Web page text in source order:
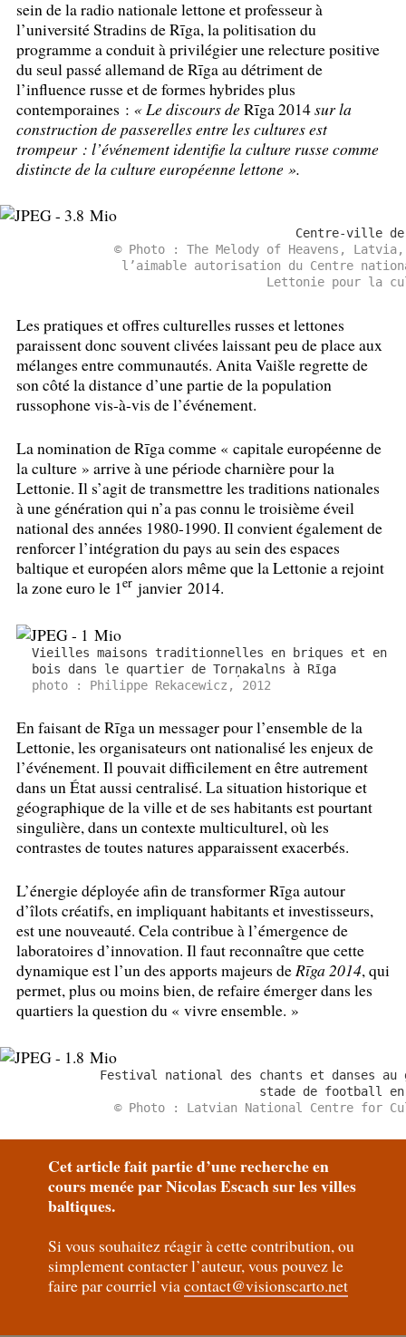
sein de la radio nationale lettone et professeur à
l’université Stradins de Rīga, la politisation du
programme a conduit à privilégier une relecture positive
du seul passé allemand de Rīga au détriment de
l’influence russe et de formes hybrides plus
contemporaines : « Le discours deRīga 2014sur la
construction de passerelles entre les cultures est
trompeur : l’événement identifie la culture russe comme
distincte de la culture européenne lettone ».
Centre-ville de
© Photo : The Melody of Heavens, Latvia,
l’aimable autorisation du Centre
Lettonie pour la
Les pratiques et offres culturelles russes et lettones
paraissent donc souvent clivées laissant peu de place aux
mélanges entre communautés. Anita Vaišle regrette de
son côté la distance d’une partie de la population
russophone vis-à-vis de l’événement.
La nomination de Rīga comme « capitale européenne de
la culture » arrive à une période charnière pour la
Lettonie. Il s’agit de transmettre les traditions nationales
à une génération qui n’a pas connu le troisième éveil
national des années 1980-1990. Il convient également de
renforcer l’intégration du pays au sein des espaces
baltique et européen alors même que la Lettonie a rejoint
la zone euro le 1erjanvier 2014.
Vieilles maisons traditionnelles en briques et en
bois dans le quartier de Torņakalns à Rīga
photo : Philippe Rekacewicz, 2012
En faisant de Rīga un messager pour l’ensemble de la
Lettonie, les organisateurs ont nationalisé les enjeux de
l’événement. Il pouvait difficilement en être autrement
dans un État aussi centralisé. La situation historique et
géographique de la ville et de ses habitants est pourtant
singulière, dans un contexte multiculturel, où les
contrastes de toutes natures apparaissent exacerbés.
L’énergie déployée afin de transformer Rīga autour
d’îlots créatifs, en impliquant habitants et investisseurs,
est une nouveauté. Cela contribue à l’émergence de
laboratoires d’innovation. Il faut reconnaître que cette
dynamique est l’un des apports majeurs deRīga 2014, qui
permet, plus ou moins bien, de refaire émerger dans les
quartiers la question du « vivre ensemble. »
Festival national des chants et danses au
stade de football en
© Photo : Latvian National Centre for
Cet article fait partie d’une recherche en
cours menée par Nicolas Escach sur les villes
baltiques.
Si vous souhaitez réagir à cette contribution, ou
simplement contacter l’auteur, vous pouvez le
faire par courriel viacontact@visionscarto.net